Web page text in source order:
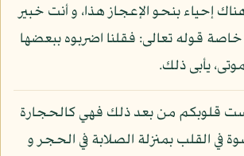
إحياء بنحو الإعجاز هذا، و أنت خبير
خاصة قوله تعالى: فقلنا اضربوه ببعضها
يأبى ذلك.
قلوبكم من بعد ذلك فهي كالحجارة
في القلب بمنزلة الصلابة في الحجر و